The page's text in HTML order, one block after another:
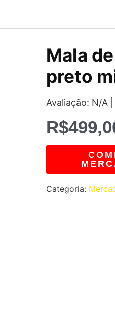
Mala
preto
Avaliação: N/A
R$
Categoria: